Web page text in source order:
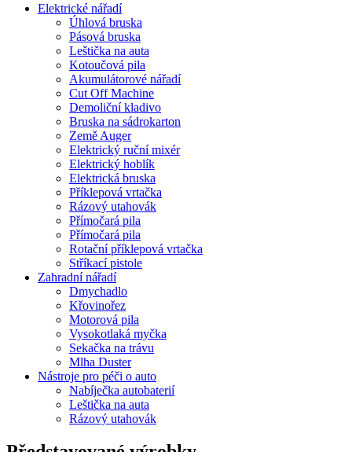
Elektrické nářadí
Úhlová bruska
Pásová bruska
Leštička na auta
Kotoučová pila
Akumulátorové nářadí
Cut Off Machine
Demoliční kladivo
Bruska na sádrokarton
Země Auger
Elektrický ruční mixér
Elektrický hoblík
Elektrická bruska
Příklepová vrtačka
Rázový utahovák
Přímočará pila
Přímočará pila
Rotační příklepová vrtačka
Stříkací pistole
Zahradní nářadí
Dmychadlo
Křovinořez
Motorová pila
Vysokotlaká myčka
Sekačka na trávu
Mlha Duster
Nástroje pro péči o auto
Nabíječka autobaterií
Leštička na auta
Rázový utahovák